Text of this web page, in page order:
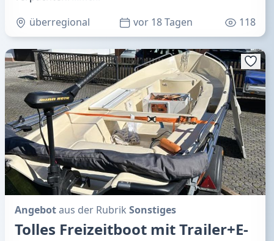
überregional
vor 18 Tagen 118
Angebotaus der Rubrik Sonstiges
Tolles Freizeitboot mit Trailer+E-